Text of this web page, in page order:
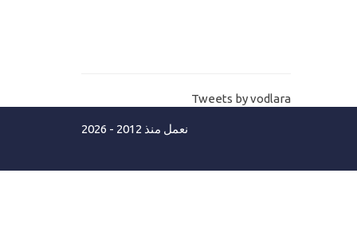
14-
صفحات الخطأ مع حل مشكلة اللغة العربية
Tweets by vodlara
نعمل منذ 2012 - 2026